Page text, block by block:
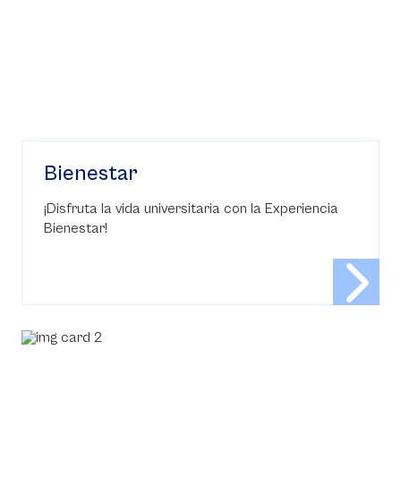
Bienestar
¡Disfruta la vida universitaria con la Experiencia
Bienestar!